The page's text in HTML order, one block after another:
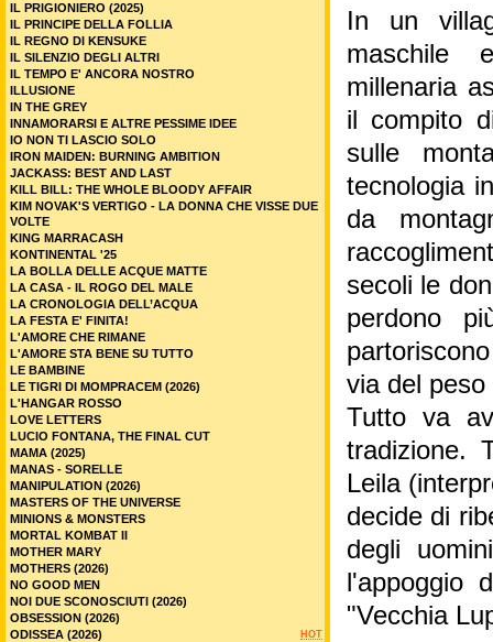
In un
maschile
millenaria
il compito
sulle
tecnologia
da
secoli le
perdono
via del
Tutto va
tradizione.
Leila
decide di
degli
l'appoggio
"Vecchia
IL PRIGIONIERO (2025)
IL PRINCIPE DELLA FOLLIA
IL REGNO DI KENSUKE
IL SILENZIO DEGLI ALTRI
IL TEMPO E' ANCORA NOSTRO
ILLUSIONE
IN THE GREY
INNAMORARSI E ALTRE PESSIME IDEE
IO NON TI LASCIO SOLO
IRON MAIDEN: BURNING AMBITION
JACKASS: BEST AND LAST
KILL BILL: THE WHOLE BLOODY AFFAIR
KIM NOVAK'S VERTIGO - LA DONNA CHE VISSE DUE
VOLTE
KING MARRACASH
KONTINENTAL '25
LA BOLLA DELLE ACQUE MATTE
LA CASA - IL ROGO DEL MALE
LA CRONOLOGIA DELL’ACQUA
LA FESTA E' FINITA!
L'AMORE CHE RIMANE
L'AMORE STA BENE SU TUTTO
LE BAMBINE
LE TIGRI DI MOMPRACEM (2026)
L'HANGAR ROSSO
LOVE LETTERS
LUCIO FONTANA, THE FINAL CUT
MAMA (2025)
MANAS - SORELLE
MANIPULATION (2026)
MASTERS OF THE UNIVERSE
MINIONS & MONSTERS
MORTAL KOMBAT II
MOTHER MARY
MOTHERS (2026)
NO GOOD MEN
NOI DUE SCONOSCIUTI (2026)
OBSESSION (2026)
HOT
ODISSEA (2026)